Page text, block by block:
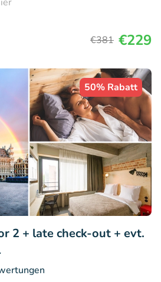
€381 €229
50% Rabatt
2 + late check-out + evt.